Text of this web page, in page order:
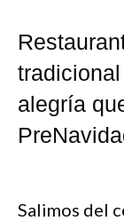
alegría
Salimos del